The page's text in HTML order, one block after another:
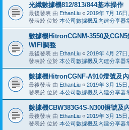
光纖數據機812/813/844基本操作
最後發表 由 EthanLiu « 2019年 7月 16日
發表於 位於 本公司數據機及內建分享器
數據機HitronCGNM-3550及
WIFI調整
最後發表 由 EthanLiu « 2019年 4月 27日
發表於 位於 本公司數據機及內建分享器
數據機HitronCGNF-A910燈號及
最後發表 由 EthanLiu « 2019年 3月 15日
發表於 位於 本公司數據機及內建分享器
數據機CBW383G4S-N300燈號及
最後發表 由 EthanLiu « 2019年 3月 15日
發表於 位於 本公司數據機及內建分享器